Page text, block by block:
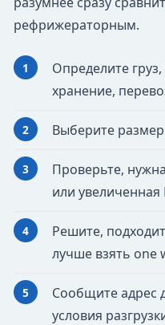
рефрижераторным.
Определите
хранение,
Выберите
Проверьте,
или увеличенная
Решите,
лучше взять one
Сообщите адрес
условия